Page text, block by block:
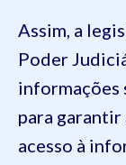
Assim, a
Poder
informações
para garantir
acesso à